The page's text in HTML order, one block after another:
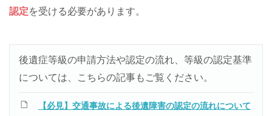
認定を受ける必要があります。
後遺症等級の申請方法や認定の流れ、等級の認定基準
については、こちらの記事もご覧ください。
【必見】交通事故による後遺障害の認定の流れについて